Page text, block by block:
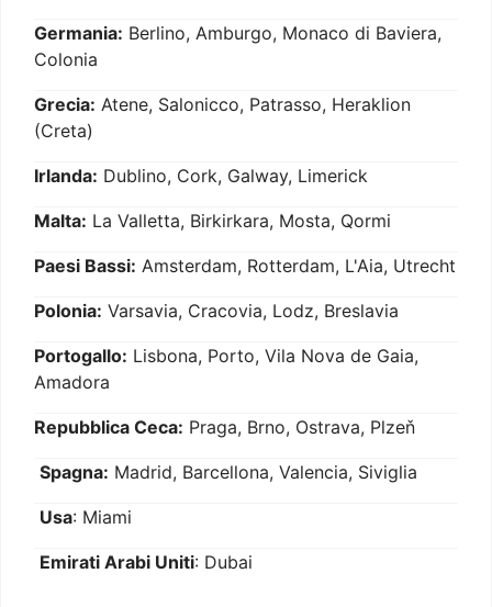
Germania: Berlino, Amburgo, Monaco di Baviera,
Colonia
Grecia: Atene, Salonicco, Patrasso, Heraklion
(Creta)
Irlanda: Dublino, Cork, Galway, Limerick
Malta: La Valletta, Birkirkara, Mosta, Qormi
Paesi Bassi: Amsterdam, Rotterdam, L'Aia, Utrecht
Polonia: Varsavia, Cracovia, Lodz, Breslavia
Portogallo: Lisbona, Porto, Vila Nova de Gaia,
Amadora
Repubblica Ceca: Praga, Brno, Ostrava, Plzeň
Spagna: Madrid, Barcellona, Valencia, Siviglia
Usa: Miami
Emirati Arabi Uniti: Dubai